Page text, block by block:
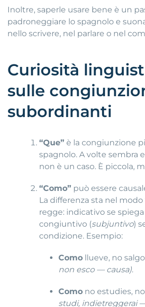
Inoltre, saperle usare bene è un
padroneggiare lo spagnolo e
nello scrivere, nel parlare o nel
Curiosità
sulle
subordinanti
“Que” è la congiunzione
spagnolo. A volte sembra
non è un caso. È piccola,
“Como” può essere
La differenza sta nel
regge: indicativo se
congiuntivo (subjuntivo)
condizione. Esempio:
Como llueve, no salgo
non esco — causa).
Como no estudies,
studi, indietreggerai